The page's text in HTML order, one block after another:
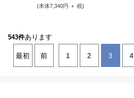
(本体7,340円 ＋ 税)
543件あります
最初 前 1 2 3 4